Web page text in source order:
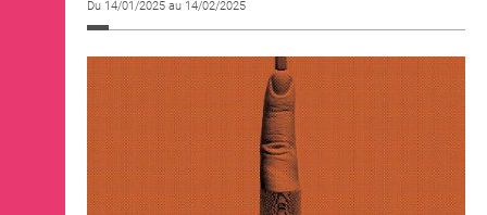
Du 14/01/2025 au 14/02/2025